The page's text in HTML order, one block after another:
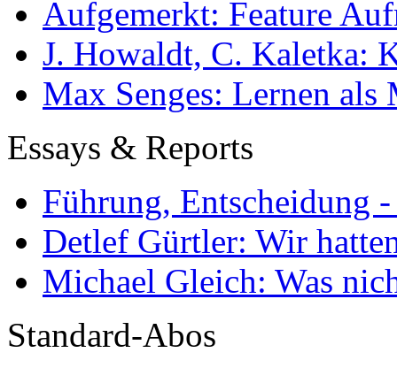
Aufgemerkt: Feature
J. Howaldt, C. Kaletka:
Max Senges: Lernen als
Essays & Reports
Führung, Entscheidung
Detlef Gürtler: Wir
Michael Gleich: Was
Standard-Abos